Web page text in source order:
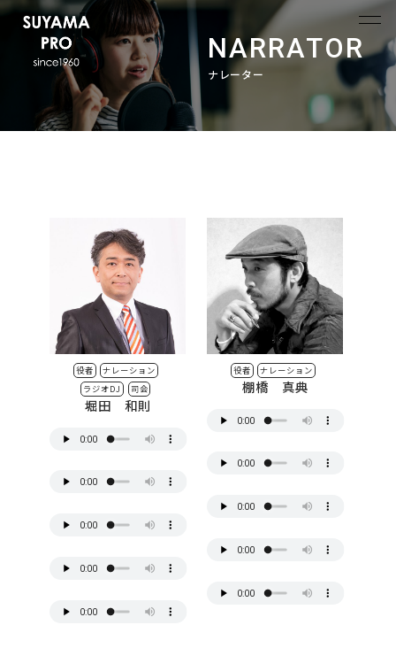
NARRATOR
ナレーター
役者
ナレーション
ラジオDJ
司会
堀田 和則
役者 ナレーション
棚橋 真典